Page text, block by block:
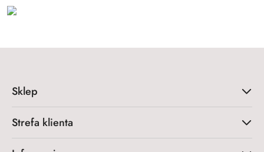
Sklep
Strefa klienta